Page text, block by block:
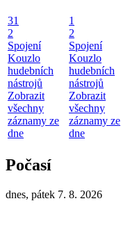
31
2
Spojení
Kouzlo
hudebních
nástrojů
Zobrazit
všechny
záznamy ze
dne
1
2
Spojení
Kouzlo
hudebních
nástrojů
Zobrazit
všechny
záznamy ze
dne
Počasí
dnes, pátek 7. 8. 2026